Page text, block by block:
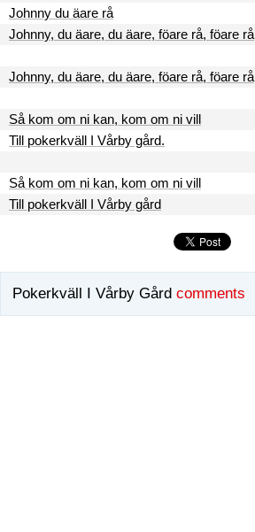
Johnny du äare rå
Johnny, du äare, du äare, föare rå, föare rå
Johnny, du äare, du äare, föare rå, föare rå
Så kom om ni kan, kom om ni vill
Till pokerkväll I Vårby gård.
Så kom om ni kan, kom om ni vill
Till pokerkväll I Vårby gård
Pokerkväll I Vårby Gård comments